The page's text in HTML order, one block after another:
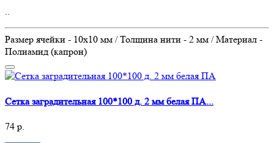
..
Размер ячейки - 10х10 мм / Толщина нити - 2 мм / Материал -
Полиамид (капрон)
Сетка заградительная 100*100 д. 2 мм белая ПА...
74 р.